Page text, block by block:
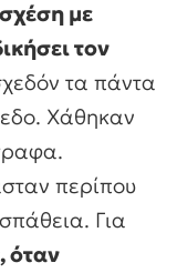
με
τον
τα πάντα
Χάθηκαν
περίπου
Για
όταν